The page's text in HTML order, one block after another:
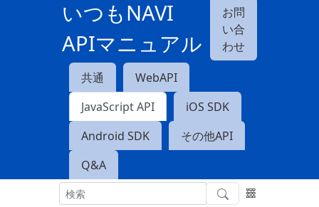
いつもNAVI
APIマニュアル
お問
い合
わせ
共通
WebAPI
JavaScript API
iOS SDK
Android SDK
その他API
Q&A